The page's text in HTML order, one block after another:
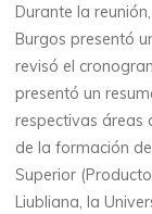
Durante la
Burgos presentó
revisó el
presentó un
respectivas áreas
de la formación
Superior
Liubliana, la